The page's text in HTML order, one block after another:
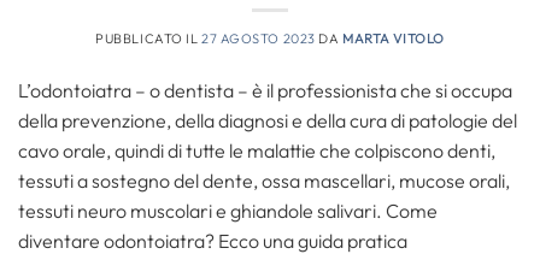
PUBBLICATO IL 27 AGOSTO 2023 DA MARTA VITOLO
L’odontoiatra – o dentista – è il professionista che si occupa
della prevenzione, della diagnosi e della cura di patologie del
cavo orale, quindi di tutte le malattie che colpiscono denti,
tessuti a sostegno del dente, ossa mascellari, mucose orali,
tessuti neuro muscolari e ghiandole salivari. Come
diventare odontoiatra? Ecco una guida pratica